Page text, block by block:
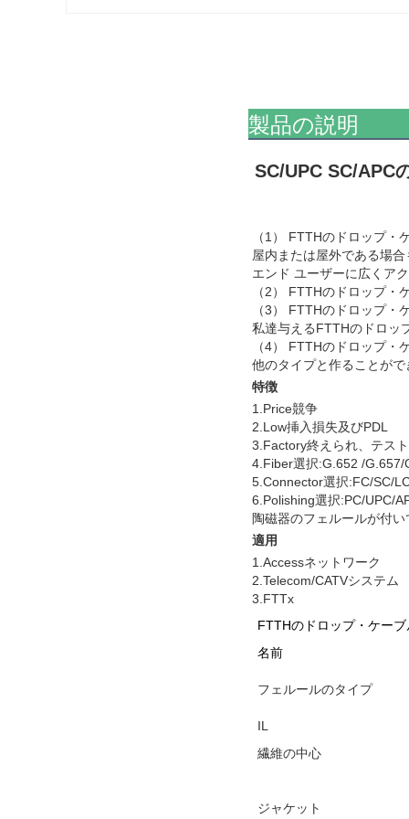
製品の説明
SC/UPC SC/APC
（1） FTTHのドロップ
屋内または屋外である場合
エンド ユーザーに広くア
（2） FTTHのドロップ・
（3） FTTHのドロップ
私達与えるFTTHのドロッ
（4） FTTHのドロップ・
他のタイプと作ることがで
特徴
1.Price競争
2.Low挿入損失及びPDL
3.Factory終えられ、テス
4.Fiber選択:G.652 /
5.Connector選択:FC/SC/
6.Polishing選択:PC/UPC/
陶磁器のフェルールが付
適用
1.Accessネットワーク
2.Telecom/CATVシステム
3.FTTx
FTTHのドロップ・ケー
名前
フェルールのタイプ
IL
繊維の中心
ジャケット